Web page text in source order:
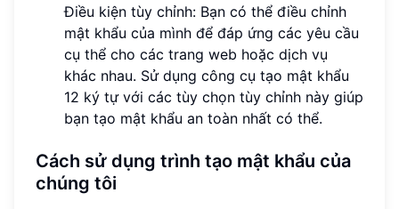
Điều kiện tùy chỉnh: Bạn có thể điều chỉnh
mật khẩu của mình để đáp ứng các yêu cầu
cụ thể cho các trang web hoặc dịch vụ
khác nhau. Sử dụng công cụ tạo mật khẩu
12 ký tự với các tùy chọn tùy chỉnh này giúp
bạn tạo mật khẩu an toàn nhất có thể.
Cách sử dụng trình tạo mật khẩu của
chúng tôi